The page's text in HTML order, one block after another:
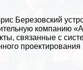
Березовский
компанию
связанные с